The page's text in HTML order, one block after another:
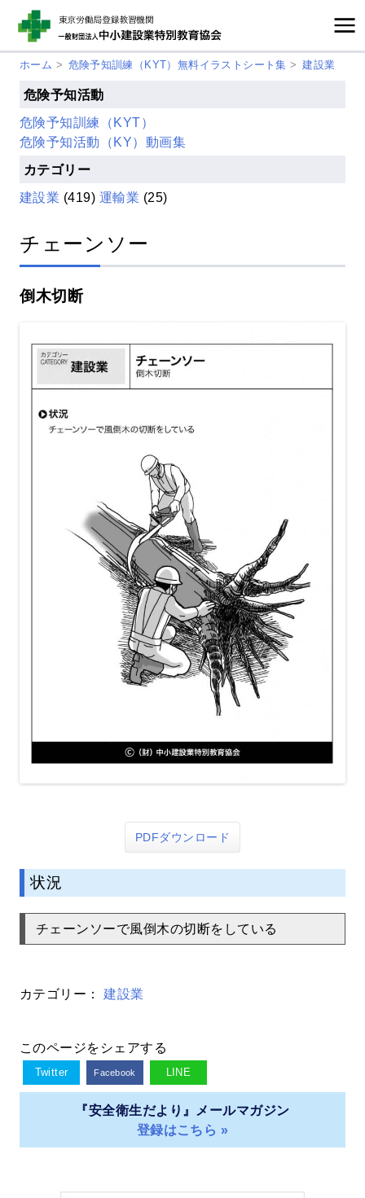
ホーム > 危険予知訓練（KYT）無料イラストシート集 > 建設業
危険予知活動
危険予知訓練（KYT）
危険予知活動（KY）動画集
カテゴリー
建設業 (419) 運輸業 (25)
チェーンソー
倒木切断
PDFダウンロード
状況
チェーンソーで風倒木の切断をしている
カテゴリー：建設業
このページをシェアする
Twitter Facebook LINE
『安全衛生だより』メールマガジン
登録はこちら »